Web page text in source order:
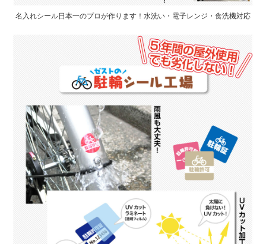
名入れシール日本一のプロが作ります！水洗い・電子レンジ・食洗機対応